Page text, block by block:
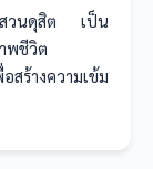
สวนดุสิต เป็น
พชีวิต
ร้างความเข้ม